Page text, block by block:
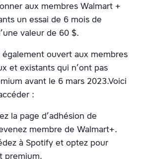
aux membres Walmart +
un essai de 6 mois de
valeur de 60 $.
ouvert aux membres
et existants qui n’ont pas
avant le 6 mars 2023.Voici
:
la page d’adhésion de
membre de Walmart+.
à Spotify et optez pour
premium.